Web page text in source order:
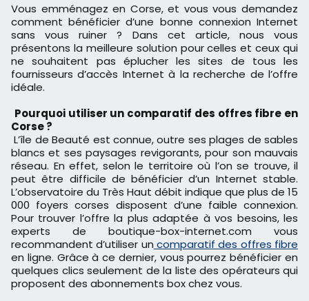
Vous emménagez en Corse, et vous vous demandez
comment bénéficier d’une bonne connexion Internet
sans vous ruiner ? Dans cet article, nous vous
présentons la meilleure solution pour celles et ceux qui
ne souhaitent pas éplucher les sites de tous les
fournisseurs d’accès Internet à la recherche de l’offre
idéale.
Pourquoi utiliser un comparatif des offres fibre en
Corse ?
L’île de Beauté est connue, outre ses plages de sables
blancs et ses paysages revigorants, pour son mauvais
réseau. En effet, selon le territoire où l’on se trouve, il
peut être difficile de bénéficier d’un Internet stable.
L’observatoire du Très Haut débit indique que plus de 15
000 foyers corses disposent d’une faible connexion.
Pour trouver l’offre la plus adaptée à vos besoins, les
experts de boutique-box-internet.com vous
recommandent d’utiliser un comparatif des offres fibre
en ligne. Grâce à ce dernier, vous pourrez bénéficier en
quelques clics seulement de la liste des opérateurs qui
proposent des abonnements box chez vous.